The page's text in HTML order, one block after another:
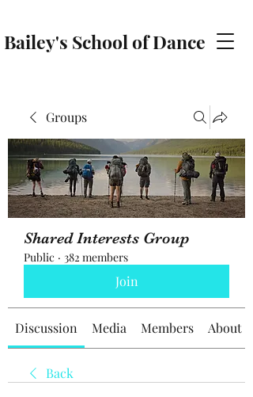
Bailey's School of Dance
Groups
Shared Interests Group
Public · 382 members
Join
Discussion Media Members About
Back